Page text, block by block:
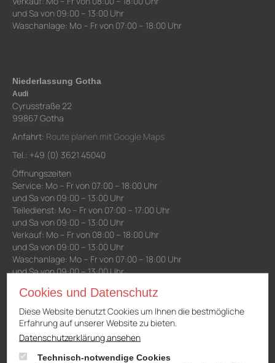
und Sa von 09:00 – 13:00 Uhr
Waschanlage: Mo – Fr von 07:00 – 18:00 Uhr
Niederlassung Gotha
Audi
Cyrusstraße 22
99867 Gotha
Anfahrt: Route planen mit Google Maps
Tel.: +49 (0) 3621 45040
Öffnungszeiten
Service: Mo – Fr von 07:00 – 18:00 Uhr
und Sa von 09:00 – 13:00 Uhr
Teiledienst: Mo – Fr von 07:00 – 17:00 Uhr
und Sa von 09:00 – 13:00 Uhr
Verkauf: Mo – Fr von 08:00 – 18:00 Uhr
und Sa von 09:00 – 13:00 Uhr
Waschanlage: Mo – Fr von 07:00 – 18:00 Uhr
und Sa von 09:00 – 13:00 Uhr
Niederlassung Gotha
CUPRA & SEAT
Cyrusstraße 22
99867 Gotha
Cookies und Datenschutz
Diese Website benutzt Cookies um Ihnen die bestmögliche
Erfahrung auf unserer Website zu bieten.
Datenschutzerklärung ansehen
Technisch-notwendige Cookies